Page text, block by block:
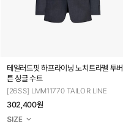
테일러드핏 하프라이닝 노치트라펠 투버
튼 싱글 수트
[26SS] LMM11770 TAILOR LINE
302,400원